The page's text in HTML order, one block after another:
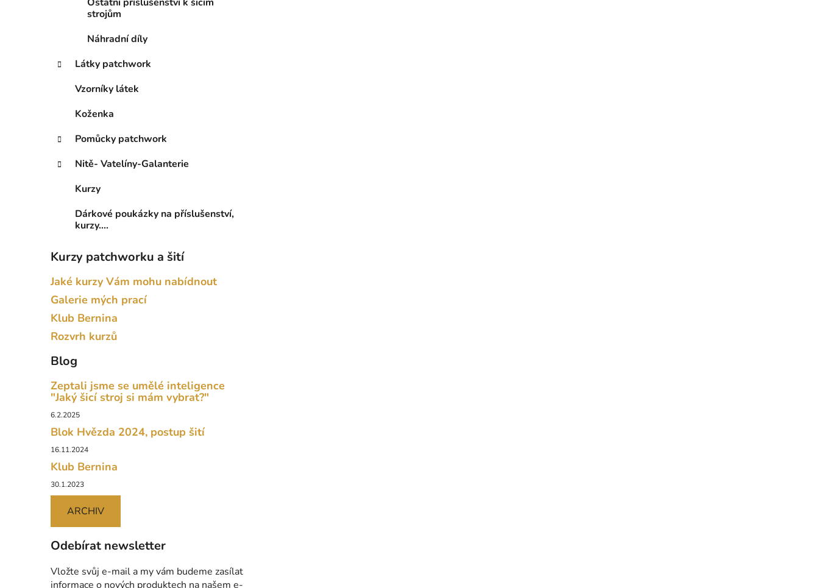
strojům
Náhradní díly
Látky patchwork
Vzorníky látek
Koženka
Pomůcky patchwork
Nitě- Vatelíny-Galanterie
Kurzy
Dárkové poukázky na příslušenství,
kurzy....
Kurzy patchworku a šití
Jaké kurzy Vám mohu nabídnout
Galerie mých prací
Klub Bernina
Rozvrh kurzů
Blog
Zeptali jsme se umělé inteligence
"Jaký šicí stroj si mám vybrat?"
6.2.2025
Blok Hvězda 2024, postup šití
16.11.2024
Klub Bernina
30.1.2023
ARCHIV
Odebírat newsletter
Vložte svůj e-mail a my vám budeme zasílat
informace o nových produktech na našem e-